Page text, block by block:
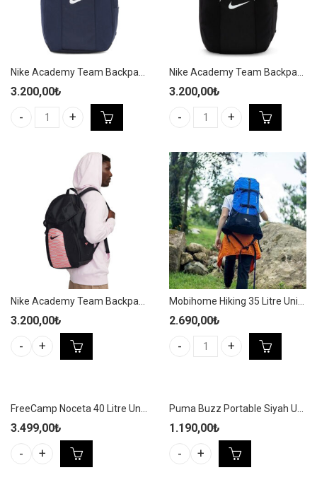
3.200,00₺
Nike Academy Team Backpack 30L Lacivert Yağmurluklu Spor
3.200,00₺
Nike Academy Team
3.200,00₺
Nike Academy Team Backpack 30L Siyah/Pembe Yağmurluklu
2.690,00₺
Mobihome Hiking 35 Litre
3.499,00₺
FreeCamp Noceta 40 Litre Unisex Siyah Outdoor/Kamp Sırt
1.190,00₺
Puma Buzz Portable Siyah